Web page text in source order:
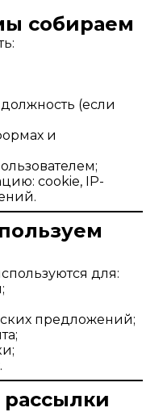
собираем
(если
и
cookie, IP-
для:
предложений;